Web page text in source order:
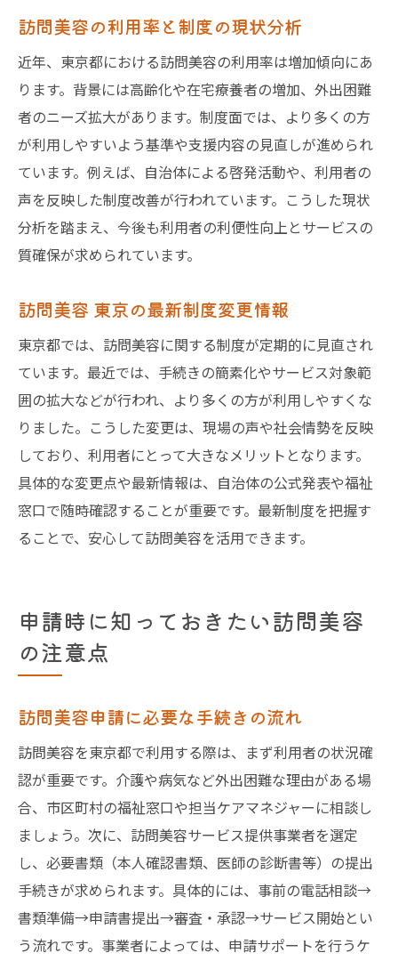
訪問美容の利用率と制度の現状分析
近年、東京都における訪問美容の利用率は増加傾向にあ
ります。背景には高齢化や在宅療養者の増加、外出困難
者のニーズ拡大があります。制度面では、より多くの方
が利用しやすいよう基準や支援内容の見直しが進められ
ています。例えば、自治体による啓発活動や、利用者の
声を反映した制度改善が行われています。こうした現状
分析を踏まえ、今後も利用者の利便性向上とサービスの
質確保が求められています。
訪問美容 東京の最新制度変更情報
東京都では、訪問美容に関する制度が定期的に見直され
ています。最近では、手続きの簡素化やサービス対象範
囲の拡大などが行われ、より多くの方が利用しやすくな
りました。こうした変更は、現場の声や社会情勢を反映
しており、利用者にとって大きなメリットとなります。
具体的な変更点や最新情報は、自治体の公式発表や福祉
窓口で随時確認することが重要です。最新制度を把握す
ることで、安心して訪問美容を活用できます。
申請時に知っておきたい訪問美容
の注意点
訪問美容申請に必要な手続きの流れ
訪問美容を東京都で利用する際は、まず利用者の状況確
認が重要です。介護や病気など外出困難な理由がある場
合、市区町村の福祉窓口や担当ケアマネジャーに相談し
ましょう。次に、訪問美容サービス提供事業者を選定
し、必要書類（本人確認書類、医師の診断書等）の提出
手続きが求められます。具体的には、事前の電話相談→
書類準備→申請書提出→審査・承認→サービス開始とい
う流れです。事業者によっては、申請サポートを行うケ